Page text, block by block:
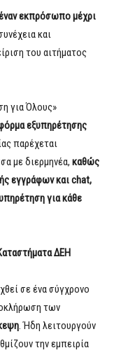
εκπρόσωπο μέχρι
και
του αιτήματος
για Όλους»
εξυπηρέτησης
παρέχεται
με διερμηνέα, καθώς
εγγράφων καιchat,
για κάθε
ΔΕΗ
σε ένα σύγχρονο
των
. Ήδη λειτουργούν
την εμπειρία